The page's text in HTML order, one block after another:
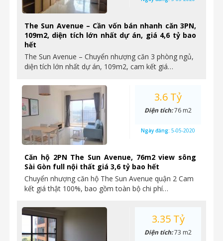
The Sun Avenue – Cần vốn bán nhanh căn 3PN,
109m2, diện tích lớn nhất dự án, giá 4,6 tỷ bao
hết
The Sun Avenue – Chuyển nhượng căn 3 phòng ngủ,
diện tích lớn nhất dự án, 109m2, cam kết giá…
Căn hộ 2PN The Sun Avenue, 76m2 view sông
Sài Gòn full nội thất giá 3,6 tỷ bao hết
Chuyển nhượng căn hộ The Sun Avenue quận 2 Cam
kết giá thật 100%, bao gồm toàn bộ chi phí…
3.6 Tỷ
Diện tích:76 m2
Ngày đăng: 5-05-2020
3.35 Tỷ
Diện tích:73 m2